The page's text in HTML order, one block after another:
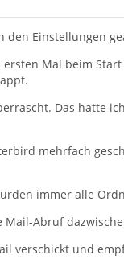
den Einstellungen
ersten Mal beim
Das hatte
mehrfach
immer alle
Mail-Abruf
verschickt und